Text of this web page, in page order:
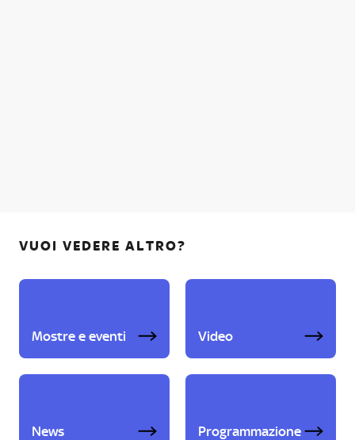
VUOI VEDERE ALTRO?
Mostre e eventi Video
News Programmazione